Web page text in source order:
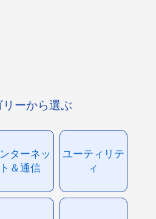
リーから選ぶ
ターネッ
ト＆通信
ユーティリテ
ィ